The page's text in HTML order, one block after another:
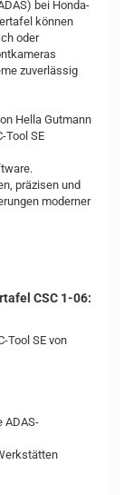
bei Honda-
können
oder
zuverlässig
Hella Gutmann
Tool SE
präzisen und
moderner
CSC 1-06:
Tool SE von
ADAS-